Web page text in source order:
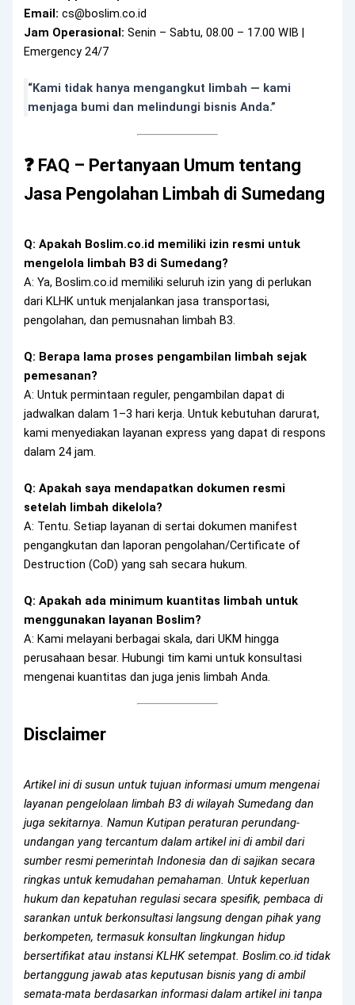
Email: cs@boslim.co.id
Jam Operasional: Senin – Sabtu, 08.00 – 17.00 WIB |
Emergency 24/7
“Kami tidak hanya mengangkut limbah — kami
menjaga bumi dan melindungi bisnis Anda.”
❓ FAQ – Pertanyaan Umum tentang
Jasa Pengolahan Limbah di Sumedang
Q: Apakah Boslim.co.id memiliki izin resmi untuk
mengelola limbah B3 di Sumedang?
A: Ya, Boslim.co.id memiliki seluruh izin yang di perlukan
dari KLHK untuk menjalankan jasa transportasi,
pengolahan, dan pemusnahan limbah B3.
Q: Berapa lama proses pengambilan limbah sejak
pemesanan?
A: Untuk permintaan reguler, pengambilan dapat di
jadwalkan dalam 1–3 hari kerja. Untuk kebutuhan darurat,
kami menyediakan layanan express yang dapat di respons
dalam 24 jam.
Q: Apakah saya mendapatkan dokumen resmi
setelah limbah dikelola?
A: Tentu. Setiap layanan di sertai dokumen manifest
pengangkutan dan laporan pengolahan/Certificate of
Destruction (CoD) yang sah secara hukum.
Q: Apakah ada minimum kuantitas limbah untuk
menggunakan layanan Boslim?
A: Kami melayani berbagai skala, dari UKM hingga
perusahaan besar. Hubungi tim kami untuk konsultasi
mengenai kuantitas dan juga jenis limbah Anda.
Disclaimer
Artikel ini di susun untuk tujuan informasi umum mengenai
layanan pengelolaan limbah B3 di wilayah Sumedang dan
juga sekitarnya. Namun Kutipan peraturan perundang-
undangan yang tercantum dalam artikel ini di ambil dari
sumber resmi pemerintah Indonesia dan di sajikan secara
ringkas untuk kemudahan pemahaman. Untuk keperluan
hukum dan kepatuhan regulasi secara spesifik, pembaca di
sarankan untuk berkonsultasi langsung dengan pihak yang
berkompeten, termasuk konsultan lingkungan hidup
bersertifikat atau instansi KLHK setempat. Boslim.co.id tidak
bertanggung jawab atas keputusan bisnis yang di ambil
semata-mata berdasarkan informasi dalam artikel ini tanpa